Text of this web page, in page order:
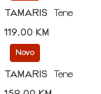
TAMARIS
Tene
119,00 KM
Novo
TAMARIS
Tene